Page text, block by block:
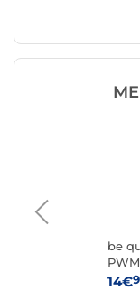
be
PWM
14€